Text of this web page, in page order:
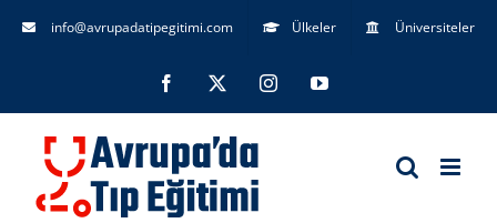
Skip
info@avrupadatipegitimi.com Ülkeler Üniversiteler
Facebook InstagramYouTube